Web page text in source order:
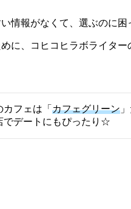
情報がなくて、選ぶのに困
に、コヒコヒラボライタ
フェは「 カフェグリーン
でデートにもぴったり☆